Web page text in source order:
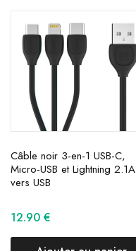
Câble noir 3-en-1 USB-C,
Micro-USB et Lightning 2.1A
vers USB
12.90 €